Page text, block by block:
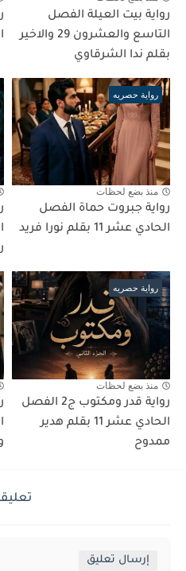
رواية بيت العيلة الفصل
التاسع والعشرون 29 والاخير
بقلم ندا الشرقاوي
رواية حصريه
منذ بضع لحظات
رواية جبروت حماة الفصل
الحادي عشر 11 بقلم نورا فريد
رواية حصريه
منذ بضع لحظات
رواية قدر ومكتوب ج2 الفصل
الحادي عشر 11 بقلم هدير
ممدوح
إرسال تعليق